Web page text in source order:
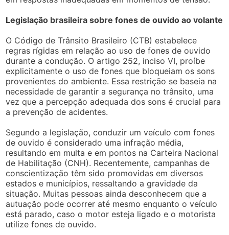
Legislação brasileira sobre fones de ouvido ao volante
O Código de Trânsito Brasileiro (CTB) estabelece
regras rígidas em relação ao uso de fones de ouvido
durante a condução. O artigo 252, inciso VI, proíbe
explicitamente o uso de fones que bloqueiam os sons
provenientes do ambiente. Essa restrição se baseia na
necessidade de garantir a segurança no trânsito, uma
vez que a percepção adequada dos sons é crucial para
a prevenção de acidentes.
Segundo a legislação, conduzir um veículo com fones
de ouvido é considerado uma infração média,
resultando em multa e em pontos na Carteira Nacional
de Habilitação (CNH). Recentemente, campanhas de
conscientização têm sido promovidas em diversos
estados e municípios, ressaltando a gravidade da
situação. Muitas pessoas ainda desconhecem que a
autuação pode ocorrer até mesmo enquanto o veículo
está parado, caso o motor esteja ligado e o motorista
utilize fones de ouvido.